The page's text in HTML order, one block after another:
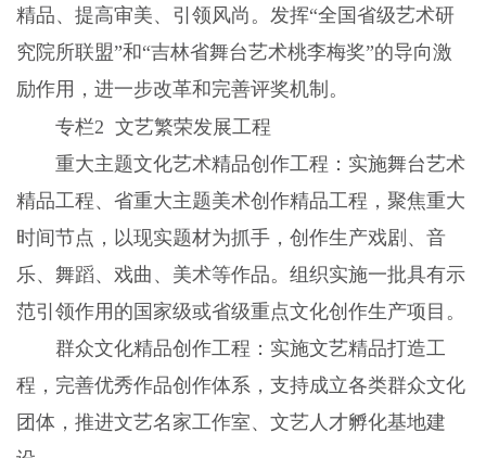
精品、提高审美、引领风尚。发挥“全国省级艺术研
究院所联盟”和“吉林省舞台艺术桃李梅奖”的导向激
励作用，进一步改革和完善评奖机制。
专栏2 文艺繁荣发展工程
重大主题文化艺术精品创作工程：实施舞台艺术
精品工程、省重大主题美术创作精品工程，聚焦重大
时间节点，以现实题材为抓手，创作生产戏剧、音
乐、舞蹈、戏曲、美术等作品。组织实施一批具有示
范引领作用的国家级或省级重点文化创作生产项目。
群众文化精品创作工程：实施文艺精品打造工
程，完善优秀作品创作体系，支持成立各类群众文化
团体，推进文艺名家工作室、文艺人才孵化基地建